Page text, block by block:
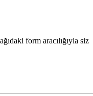
form aracılığıyla siz